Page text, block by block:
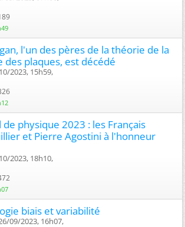
l'un des pères de la théorie de la
des plaques, est décédé
2023, 15h59,
physique 2023 : les Français
et Pierre Agostini à l'honneur
2023, 18h10,
biais et variabilité
09/2023, 16h07,